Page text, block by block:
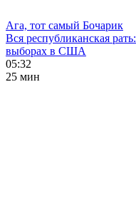
Ага, тот самый Бочарик
Вся республиканская
выборах в США
05:32
25 мин